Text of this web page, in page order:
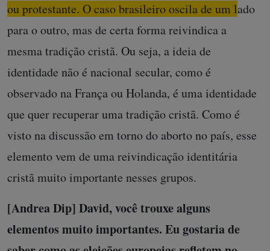
ou protestante. O caso brasileiro oscila de um lado
para o outro, mas de certa forma reivindica a
mesma tradição cristã. Ou seja, a ideia de
identidade não é nacional secular, como é
observado na França ou Holanda, é uma identidade
que quer recuperar uma tradição cristã. Como é
visto na discussão em torno do aborto no país, esse
elemento vem de uma reivindicação identitária
cristã muito importante nesses grupos.
[Andrea Dip] David, você trouxe alguns
elementos muito importantes. Eu gostaria de